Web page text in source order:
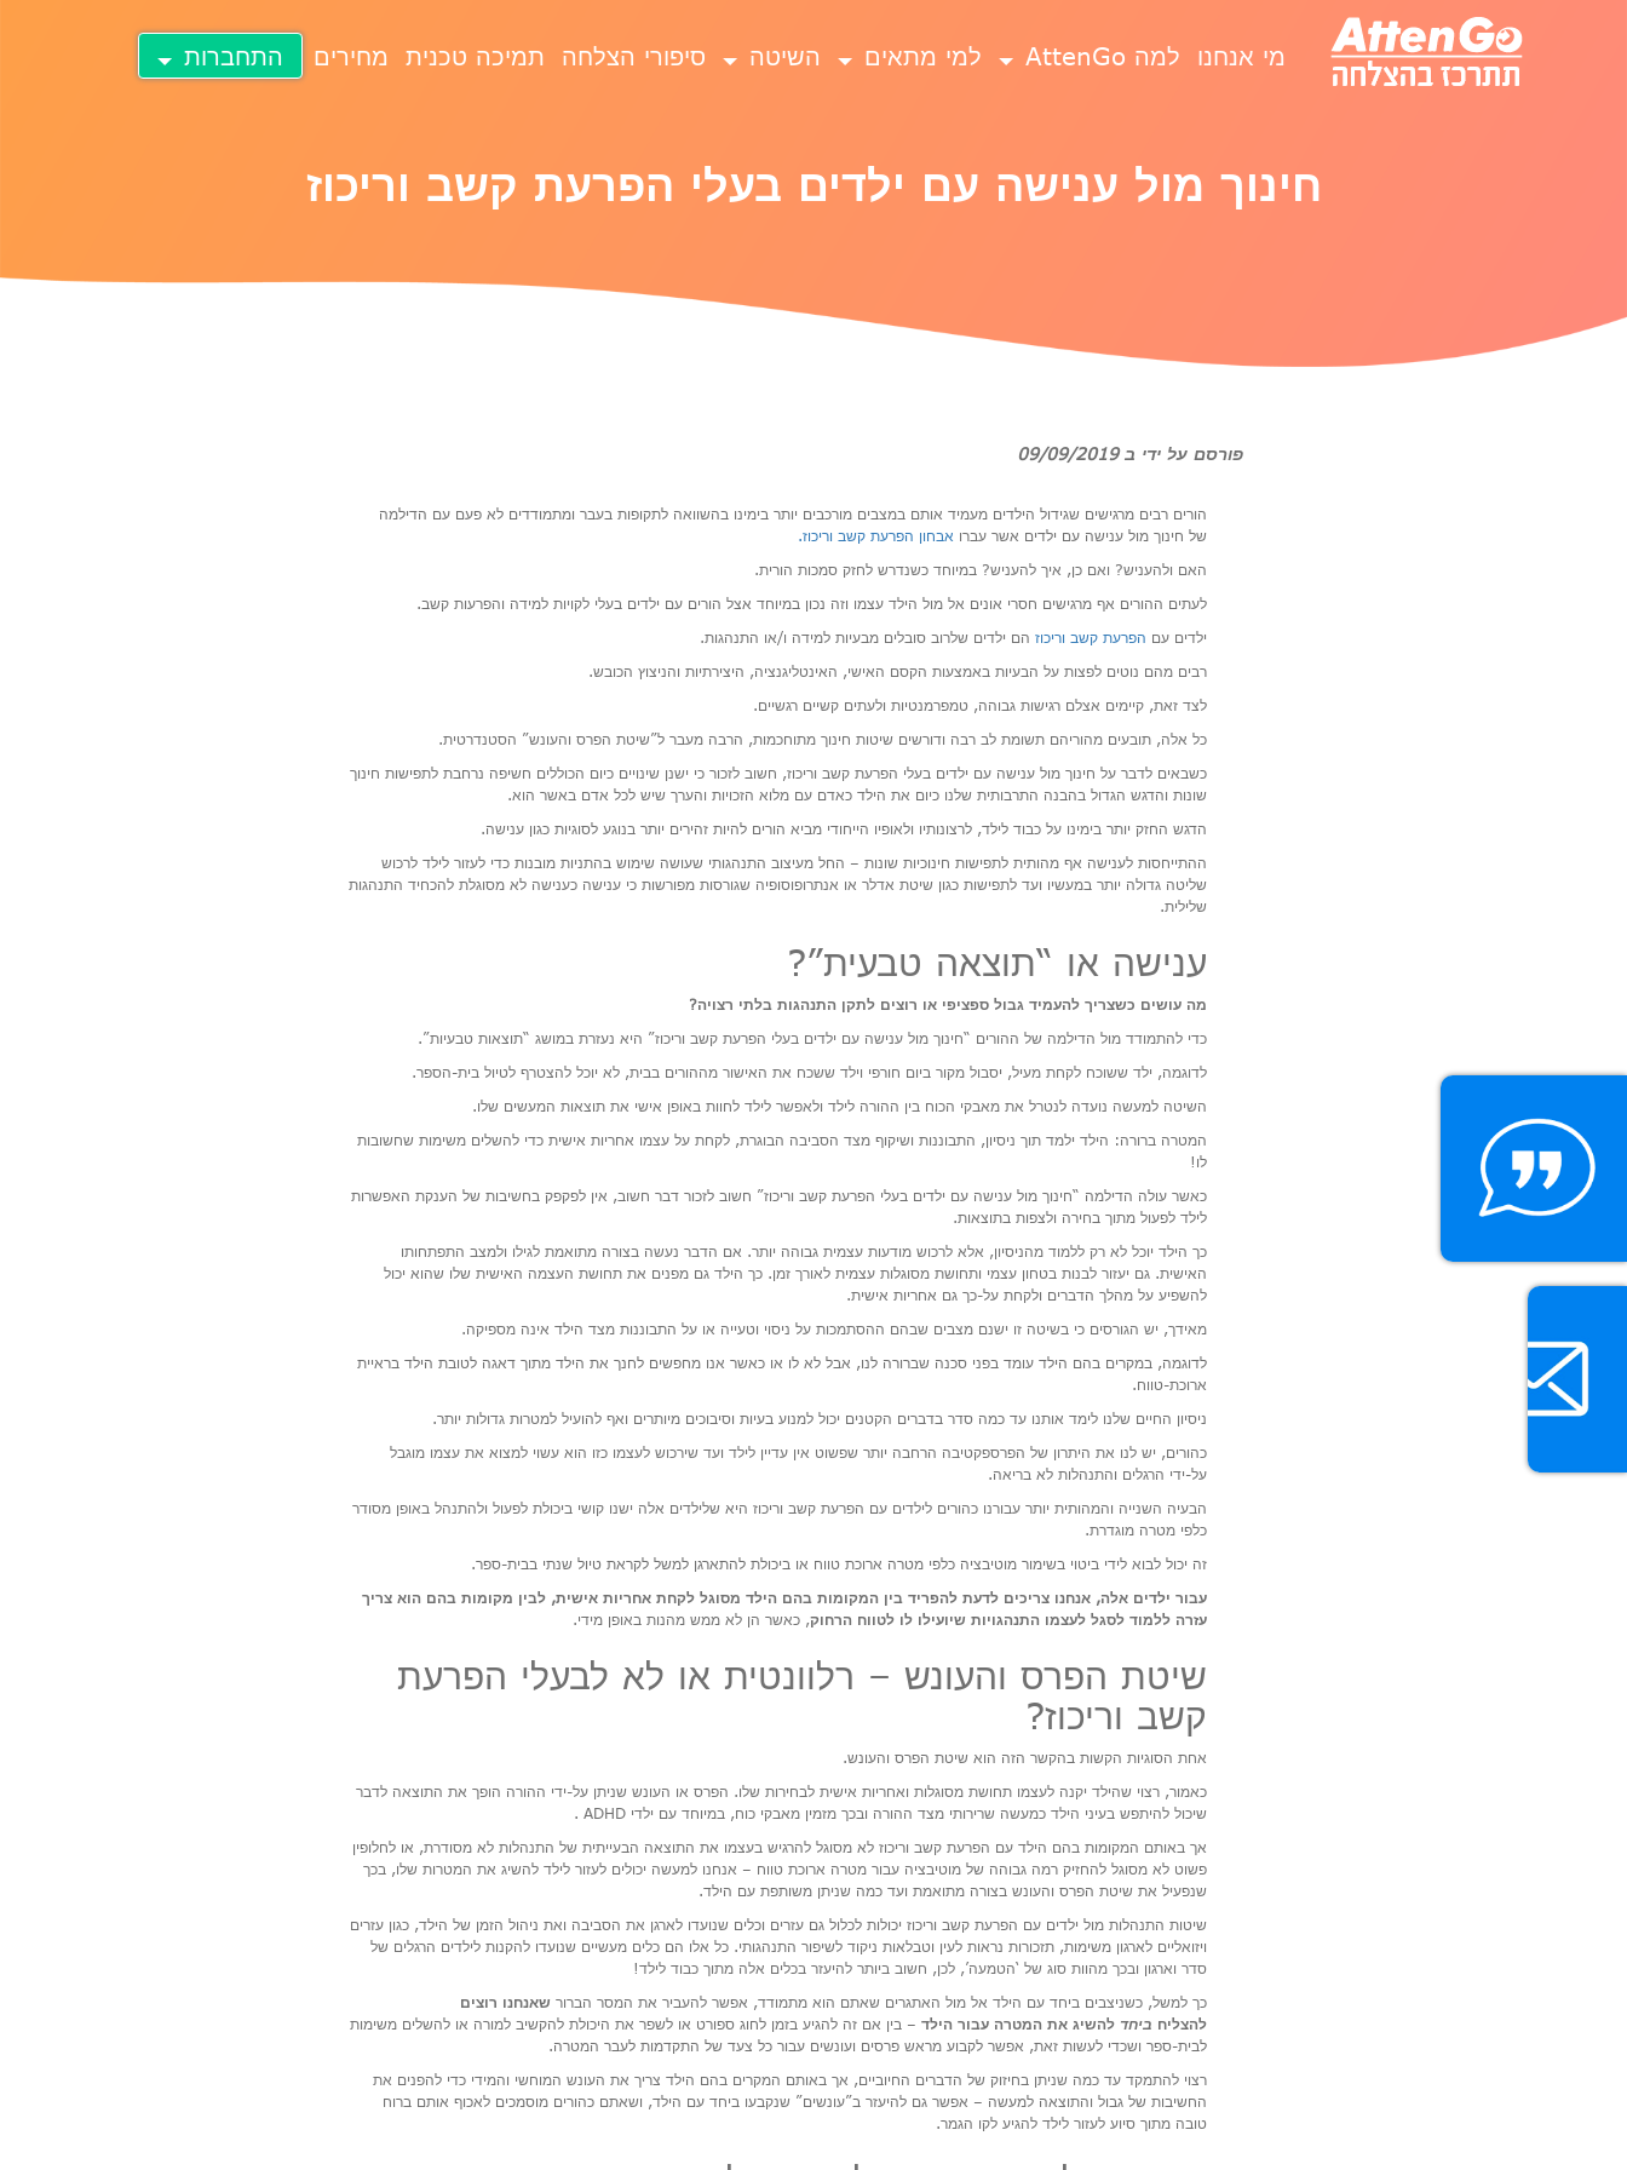
מי אנחנו למה AttenGo למי מתאים השיטה סיפורי הצלחה תמיכה טכנית מחירים התחברות
חינוך מול ענישה עם ילדים בעלי הפרעת קשב וריכוז
פורסם על ידי ב 09/09/2019
הורים רבים מרגישים שגידול הילדים מעמיד אותם במצבים מורכבים יותר בימינו בהשוואה לתקופות בעבר ומתמודדים לא פעם עם הדילמה
של חינוך מול ענישה עם ילדים אשר עברו אבחון הפרעת קשב וריכוז.
האם ולהעניש? ואם כן, איך להעניש? במיוחד כשנדרש לחזק סמכות הורית.
לעתים ההורים אף מרגישים חסרי אונים אל מול הילד עצמו וזה נכון במיוחד אצל הורים עם ילדים בעלי לקויות למידה והפרעות קשב.
ילדים עם הפרעת קשב וריכוז הם ילדים שלרוב סובלים מבעיות למידה ו/או התנהגות.
רבים מהם נוטים לפצות על הבעיות באמצעות הקסם האישי, האינטליגנציה, היצירתיות והניצוץ הכובש.
לצד זאת, קיימים אצלם רגישות גבוהה, טמפרמנטיות ולעתים קשיים רגשיים.
כל אלה, תובעים מהוריהם תשומת לב רבה ודורשים שיטות חינוך מתוחכמות, הרבה מעבר ל”שיטת הפרס והעונש” הסטנדרטית.
כשבאים לדבר על חינוך מול ענישה עם ילדים בעלי הפרעת קשב וריכוז, חשוב לזכור כי ישנן שינויים כיום הכוללים חשיפה נרחבת לתפישות חינוך
שונות והדגש הגדול בהבנה התרבותית שלנו כיום את הילד כאדם עם מלוא הזכויות והערך שיש לכל אדם באשר הוא.
הדגש החזק יותר בימינו על כבוד לילד, לרצונותיו ולאופיו הייחודי מביא הורים להיות זהירים יותר בנוגע לסוגיות כגון ענישה.
ההתייחסות לענישה אף מהותית לתפישות חינוכיות שונות – החל מעיצוב התנהגותי שעושה שימוש בהתניות מובנות כדי לעזור לילד לרכוש
שליטה גדולה יותר במעשיו ועד לתפישות כגון שיטת אדלר או אנתרופוסופיה שגורסות מפורשות כי ענישה כענישה לא מסוגלת להכחיד התנהגות
שלילית.
ענישה או “תוצאה טבעית”?
מה עושים כשצריך להעמיד גבול ספציפי או רוצים לתקן התנהגות בלתי רצויה?
כדי להתמודד מול הדילמה של ההורים “חינוך מול ענישה עם ילדים בעלי הפרעת קשב וריכוז” היא נעזרת במושג “תוצאות טבעיות”.
לדוגמה, ילד ששוכח לקחת מעיל, יסבול מקור ביום חורפי וילד ששכח את האישור מההורים בבית, לא יוכל להצטרף לטיול בית-הספר.
השיטה למעשה נועדה לנטרל את מאבקי הכוח בין ההורה לילד ולאפשר לילד לחוות באופן אישי את תוצאות המעשים שלו.
המטרה ברורה: הילד ילמד תוך ניסיון, התבוננות ושיקוף מצד הסביבה הבוגרת, לקחת על עצמו אחריות אישית כדי להשלים משימות שחשובות
לו!
כאשר עולה הדילמה “חינוך מול ענישה עם ילדים בעלי הפרעת קשב וריכוז” חשוב לזכור דבר חשוב, אין לפקפק בחשיבות של הענקת האפשרות
לילד לפעול מתוך בחירה ולצפות בתוצאות.
כך הילד יוכל לא רק ללמוד מהניסיון, אלא לרכוש מודעות עצמית גבוהה יותר. אם הדבר נעשה בצורה מתואמת לגילו ולמצב התפתחותו
האישית. גם יעזור לבנות בטחון עצמי ותחושת מסוגלות עצמית לאורך זמן. כך הילד גם מפנים את תחושת העצמה האישית שלו שהוא יכול
להשפיע על מהלך הדברים ולקחת על-כך גם אחריות אישית.
מאידך, יש הגורסים כי בשיטה זו ישנם מצבים שבהם ההסתמכות על ניסוי וטעייה או על התבוננות מצד הילד אינה מספיקה.
לדוגמה, במקרים בהם הילד עומד בפני סכנה שברורה לנו, אבל לא לו או כאשר אנו מחפשים לחנך את הילד מתוך דאגה לטובת הילד בראיית
ארוכת-טווח.
ניסיון החיים שלנו לימד אותנו עד כמה סדר בדברים הקטנים יכול למנוע בעיות וסיבוכים מיותרים ואף להועיל למטרות גדולות יותר.
כהורים, יש לנו את היתרון של הפרספקטיבה הרחבה יותר שפשוט אין עדיין לילד ועד שירכוש לעצמו כזו הוא עשוי למצוא את עצמו מוגבל
על-ידי הרגלים והתנהלות לא בריאה.
הבעיה השנייה והמהותית יותר עבורנו כהורים לילדים עם הפרעת קשב וריכוז היא שלילדים אלה ישנו קושי ביכולת לפעול ולהתנהל באופן מסודר
כלפי מטרה מוגדרת.
זה יכול לבוא לידי ביטוי בשימור מוטיבציה כלפי מטרה ארוכת טווח או ביכולת להתארגן למשל לקראת טיול שנתי בבית-ספר.
עבור ילדים אלה, אנחנו צריכים לדעת להפריד בין המקומות בהם הילד מסוגל לקחת אחריות אישית, לבין מקומות בהם הוא צריך
עזרה ללמוד לסגל לעצמו התנהגויות שיועילו לו לטווח הרחוק, כאשר הן לא ממש מהנות באופן מידי.
שיטת הפרס והעונש – רלוונטית או לא לבעלי הפרעת
קשב וריכוז?
אחת הסוגיות הקשות בהקשר הזה הוא שיטת הפרס והעונש.
כאמור, רצוי שהילד יקנה לעצמו תחושת מסוגלות ואחריות אישית לבחירות שלו. הפרס או העונש שניתן על-ידי ההורה הופך את התוצאה לדבר
שיכול להיתפש בעיני הילד כמעשה שרירותי מצד ההורה ובכך מזמין מאבקי כוח, במיוחד עם ילדי ADHD .
אך באותם המקומות בהם הילד עם הפרעת קשב וריכוז לא מסוגל להרגיש בעצמו את התוצאה הבעייתית של התנהלות לא מסודרת, או לחלופין
פשוט לא מסוגל להחזיק רמה גבוהה של מוטיבציה עבור מטרה ארוכת טווח – אנחנו למעשה יכולים לעזור לילד להשיג את המטרות שלו, בכך
שנפעיל את שיטת הפרס והעונש בצורה מתואמת ועד כמה שניתן משותפת עם הילד.
שיטות התנהלות מול ילדים עם הפרעת קשב וריכוז יכולות לכלול גם עזרים וכלים שנועדו לארגן את הסביבה ואת ניהול הזמן של הילד, כגון עזרים
ויזואליים לארגון משימות, תזכורות נראות לעין וטבלאות ניקוד לשיפור התנהגותי. כל אלו הם כלים מעשיים שנועדו להקנות לילדים הרגלים של
סדר וארגון ובכך מהוות סוג של ‘הטמעה’, לכן, חשוב ביותר להיעזר בכלים אלה מתוך כבוד לילד!
כך למשל, כשניצבים ביחד עם הילד אל מול האתגרים שאתם הוא מתמודד, אפשר להעביר את המסר הברור שאנחנו רוצים
להצליח ביחד להשיג את המטרה עבור הילד – בין אם זה להגיע בזמן לחוג ספורט או לשפר את היכולת להקשיב למורה או להשלים משימות
לבית-ספר ושכדי לעשות זאת, אפשר לקבוע מראש פרסים ועונשים עבור כל צעד של התקדמות לעבר המטרה.
רצוי להתמקד עד כמה שניתן בחיזוק של הדברים החיוביים, אך באותם המקרים בהם הילד צריך את העונש המוחשי והמידי כדי להפנים את
החשיבות של גבול והתוצאה למעשה – אפשר גם להיעזר ב”עונשים” שנקבעו ביחד עם הילד, ושאתם כהורים מוסמכים לאכוף אותם ברוח
טובה מתוך סיוע לעזור לילד להגיע לקו הגמר.